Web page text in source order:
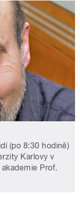
(po 8:30 hodině)
Karlovy v
Prof.